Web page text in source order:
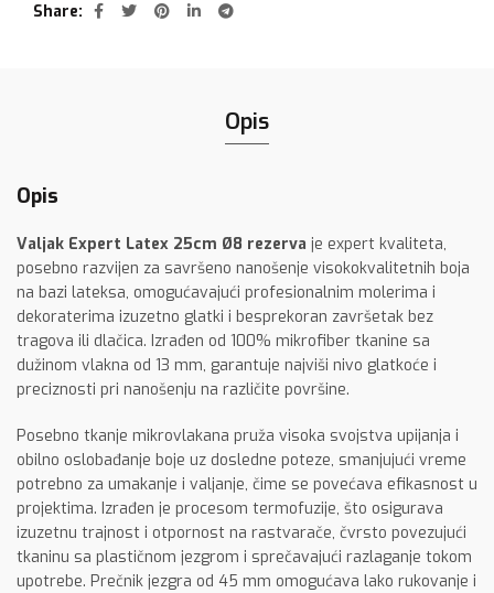
Share
Opis
Opis
Valjak Expert Latex 25cm Ø8 rezerva je expert kvaliteta,
posebno razvijen za savršeno nanošenje visokokvalitetnih boja
na bazi lateksa, omogućavajući profesionalnim molerima i
dekoraterima izuzetno glatki i besprekoran završetak bez
tragova ili dlačica. Izrađen od 100% mikrofiber tkanine sa
dužinom vlakna od 13 mm, garantuje najviši nivo glatkoće i
preciznosti pri nanošenju na različite površine.
Posebno tkanje mikrovlakana pruža visoka svojstva upijanja i
obilno oslobađanje boje uz dosledne poteze, smanjujući vreme
potrebno za umakanje i valjanje, čime se povećava efikasnost u
projektima. Izrađen je procesom termofuzije, što osigurava
izuzetnu trajnost i otpornost na rastvarače, čvrsto povezujući
tkaninu sa plastičnom jezgrom i sprečavajući razlaganje tokom
upotrebe. Prečnik jezgra od 45 mm omogućava lako rukovanje i